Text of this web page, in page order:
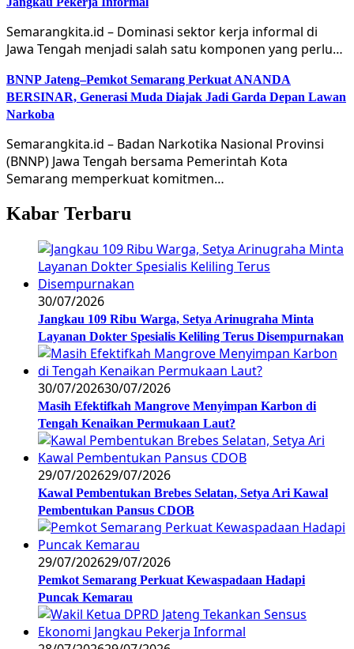
Semarangkita.id – Dominasi sektor kerja informal di
Jawa Tengah menjadi salah satu komponen yang perlu…
BNNP Jateng–Pemkot Semarang Perkuat ANANDA
BERSINAR, Generasi Muda Diajak Jadi Garda Depan Lawan
Narkoba
Semarangkita.id – Badan Narkotika Nasional Provinsi
(BNNP) Jawa Tengah bersama Pemerintah Kota
Semarang memperkuat komitmen…
Kabar Terbaru
30/07/2026
Jangkau 109 Ribu Warga, Setya Arinugraha Minta
Layanan Dokter Spesialis Keliling Terus Disempurnakan
30/07/202630/07/2026
Masih Efektifkah Mangrove Menyimpan Karbon di
Tengah Kenaikan Permukaan Laut?
29/07/202629/07/2026
Kawal Pembentukan Brebes Selatan, Setya Ari Kawal
Pembentukan Pansus CDOB
29/07/202629/07/2026
Pemkot Semarang Perkuat Kewaspadaan Hadapi
Puncak Kemarau